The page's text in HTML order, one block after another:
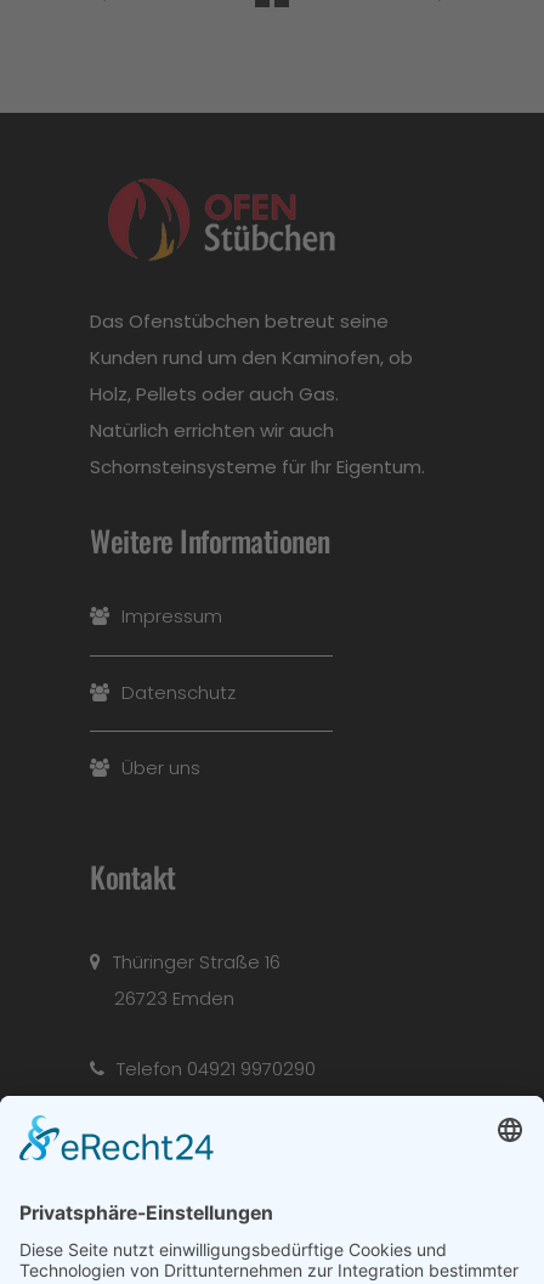
Das Ofenstübchen betreut seine
Kunden rund um den Kaminofen, ob
Holz, Pellets oder auch Gas.
Natürlich errichten wir auch
Schornsteinsysteme für Ihr Eigentum.
Weitere Informationen
Impressum
Datenschutz
Über uns
Kontakt
Thüringer Straße 16
26723 Emden
Telefon 04921 9970290
Mo. + Di. + Mi. + Fr. + Sa. 10:00-13:00 Uhr
Mo. + Di. + Mi. + Do. + Fr. 14:30-18:00 Uhr
info@das-
ofenstuebchen.de